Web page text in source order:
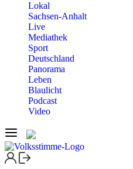
Lokal
Sachsen-Anhalt
Live
Mediathek
Sport
Deutschland
Panorama
Leben
Blaulicht
Podcast
Video